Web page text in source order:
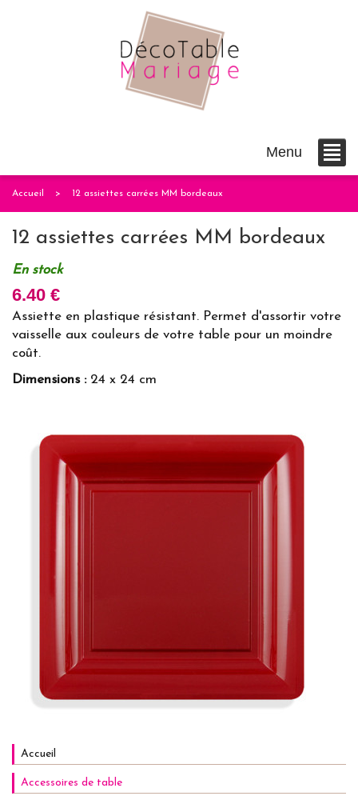
Menu
Accueil 12 assiettes carrées MM bordeaux
12 assiettes carrées MM bordeaux
En stock
6.40 €
Assiette en plastique résistant. Permet d'assortir votre
vaisselle aux couleurs de votre table pour un moindre
coût.
Dimensions :24 x 24 cm
Accueil
Accessoires de table